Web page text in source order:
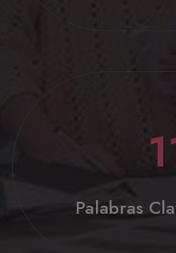
Palabras